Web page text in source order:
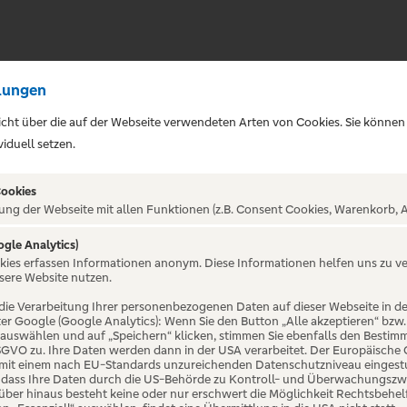
NICHT
über die auf der Webseite verwendeten Arten von Cookies. Sie
setzen.
der Webseite mit allen Funktionen (z.B. Consent Cookies, Warenkorb,
Analytics)
erfassen Informationen anonym. Diese Informationen helfen uns zu
Website nutzen.
Verarbeitung Ihrer personenbezogenen Daten auf dieser Webseite in
Google (Google Analytics): Wenn Sie den Button „Alle akzeptieren“
und auf „Speichern“ klicken, stimmen Sie ebenfalls den
zu. Ihre Daten werden dann in der USA verarbeitet. Der
einem nach EU-Standards unzureichenden Datenschutzniveau
Ihre Daten durch die US-Behörde zu Kontroll- und
hinaus besteht keine oder nur erschwert die Möglichkeit